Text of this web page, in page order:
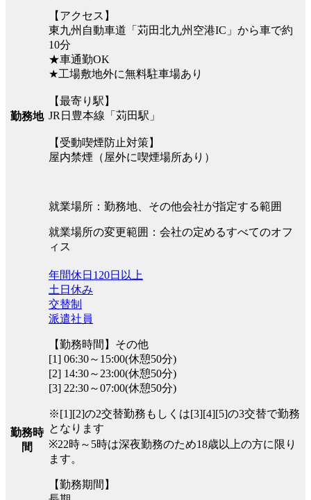
勤務地
【アクセス】
東九州自動車道「苅田北九州空港IC」から車で約
10分
★車通勤OK
★工場敷地外に無料駐車場あり
【最寄り駅】
JR日豊本線「苅田駅」
【受動喫煙防止対策】
屋内禁煙（屋外に喫煙場所あり）
就業場所：勤務地、その他会社が指定する範囲
就業場所の変更範囲：会社の定めるすべてのオフ
ィス
勤務時
間
年間休日120日以上
土日休み
交替制
派遣社員
【勤務時間】その他
[1] 06:30～15:00(休憩50分)
[2] 14:30～23:00(休憩50分)
[3] 22:30～07:00(休憩50分)
※[1][2]の2交替勤務もしくは[3][4][5]の3交替で勤務
となります
※22時～5時は深夜勤務のため18歳以上の方に限り
ます。
【勤務期間】